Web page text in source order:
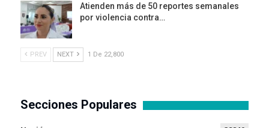
Atienden más de 50 reportes semanales
por violencia contra…
PREV NEXT 1 De 22,800
Secciones Populares